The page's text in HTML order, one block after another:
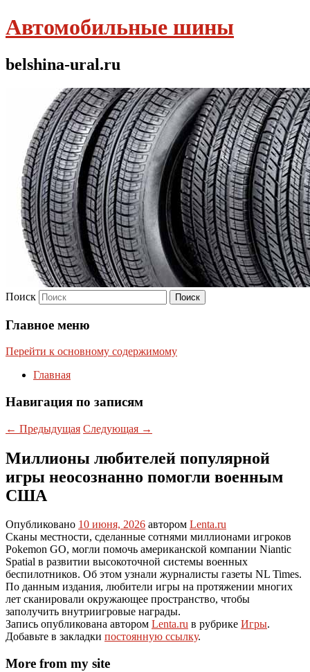
Автомобильные шины
belshina-ural.ru
Поиск
Главное меню
Перейти к основному содержимому
Главная
Навигация по записям
← Предыдущая Следующая →
Миллионы любителей популярной
игры неосознанно помогли военным
США
Опубликовано 10 июня, 2026 автором Lenta.ru
Сканы местности, сделанные сотнями миллионами игроков
Pokemon GO, могли помочь американской компании Niantic
Spatial в развитии высокоточной системы военных
беспилотников. Об этом узнали журналисты газеты NL Times.
По данным издания, любители игры на протяжении многих
лет сканировали окружающее пространство, чтобы
заполучить внутриигровые награды.
Запись опубликована автором Lenta.ru в рубрике Игры.
Добавьте в закладки постоянную ссылку.
More from my site